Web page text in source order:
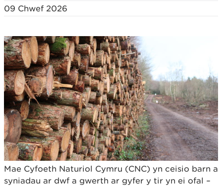
09 Chwef 2026
Mae Cyfoeth Naturiol Cymru (CNC) yn ceisio barn a
syniadau ar dwf a gwerth ar gyfer y tir yn ei ofal –